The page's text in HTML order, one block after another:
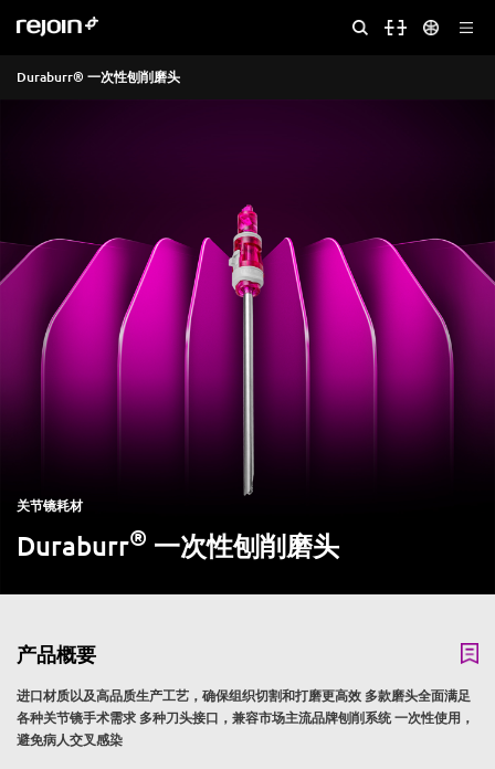
Duraburr® 一次性刨削磨头
关节镜耗材
Duraburr® 一次性刨削磨头
产品概要
进口材质以及高品质生产工艺，确保组织切割和打磨更高效 多款磨头全面满足
各种关节镜手术需求 多种刀头接口，兼容市场主流品牌刨削系统 一次性使用，
避免病人交叉感染